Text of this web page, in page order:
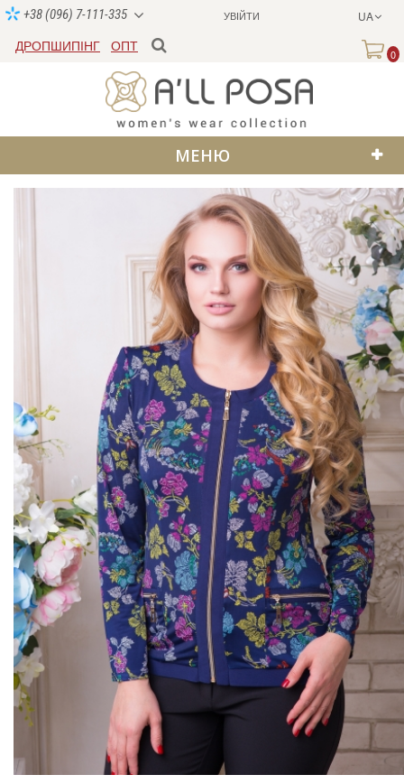
УВІЙТИ UA
+38 (096) 7-111-335
ДРОПШИПІНГ ОПТ
0
МЕНЮ